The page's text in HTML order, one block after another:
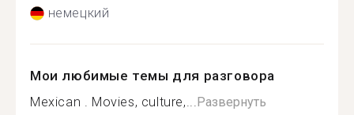
немецкий
Мои любимые темы для разговора
Mexican . Movies, culture,...Развернуть